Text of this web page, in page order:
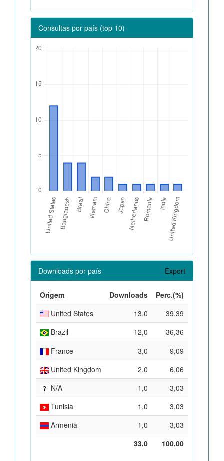
Consultas por país (top 10)
Downloads por país Export
Origem Downloads
Perc.(%)
United States
13,0
39,39
Brazil
12,0
36,36
France
3,0
9,09
United Kingdom
2,0
6,06
N/A
1,0
3,03
Tunisia
1,0
3,03
Armenia
1,0
3,03
33,0
100,00